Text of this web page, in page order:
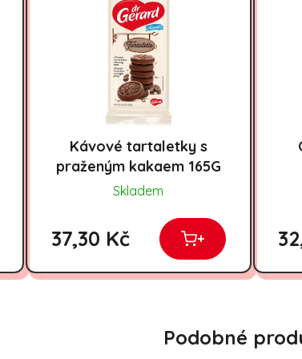
Kávové tartaletky s
praženým kakaem 165G
Skladem
37,30 Kč +
Podobné